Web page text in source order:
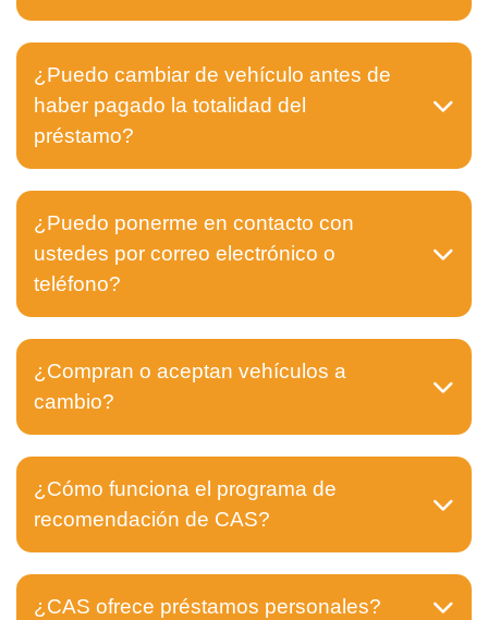
¿Puedo cambiar de vehículo antes de
haber pagado la totalidad del
préstamo?
¿Puedo ponerme en contacto con
ustedes por correo electrónico o
teléfono?
¿Compran o aceptan vehículos a
cambio?
¿Cómo funciona el programa de
recomendación de CAS?
¿CAS ofrece préstamos personales?